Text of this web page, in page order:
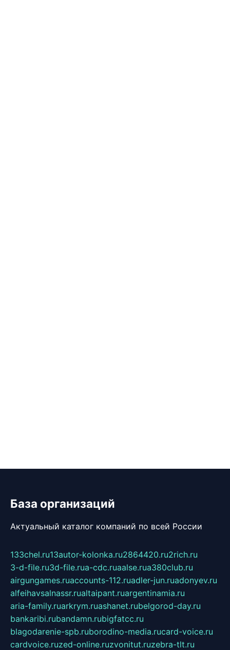
База организаций
Актуальный каталог компаний по всей России
133chel.ru13autor-kolonka.ru2864420.ru2rich.ru
3-d-file.ru3d-file.rua-cdc.ruaalse.rua380club.ru
airgungames.ruaccounts-112.ruadler-jun.ruadonyev.ru
alfeihavsalnassr.rualtaipant.ruargentinamia.ru
aria-family.ruarkrym.ruashanet.rubelgorod-day.ru
bankaribi.rubandamn.rubigfatcc.ru
blagodarenie-spb.ruborodino-media.rucard-voice.ru
cardvoice.ruzed-online.ruzvonitut.ruzebra-tlt.ru